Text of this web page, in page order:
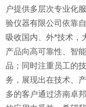
户提供多层次专业化
验仪器有限公司依靠
吸收国内、外*技术，
产品向高可靠性、智
品；同时注重员工的
务，展现出在技术、
多的客户通过济南卓